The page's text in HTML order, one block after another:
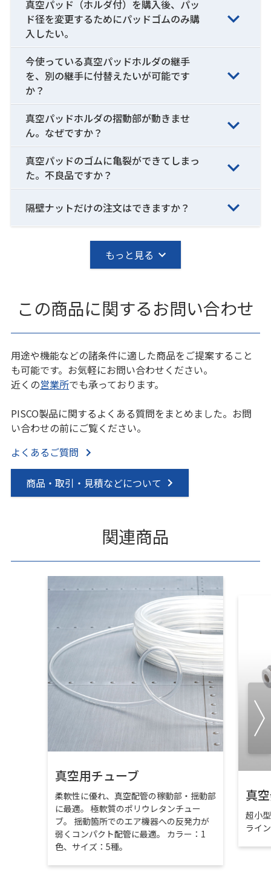
真空パッド（ホルダ付）を購入後、パッ
ド径を変更するためにパッドゴムのみ購
入したい。
今使っている真空パッドホルダの継手
を、別の継手に付替えたいが可能です
か？
真空パッドホルダの摺動部が動きませ
ん。なぜですか？
真空パッドのゴムに亀裂ができてしまっ
た。不良品ですか？
隔壁ナットだけの注文はできますか？
もっと見る
この商品に関するお問い合わせ
用途や機能などの諸条件に適した商品をご提案すること
も可能です。お気軽にお問い合わせください。
近くの営業所でも承っております。
PISCO製品に関するよくある質問をまとめました。お問
い合わせの前にご覧ください。
よくあるご質問
商品・取引・見積などについて
関連商品
真空用チューブ
柔軟性に優れ、真空配管の稼動部・揺動部
に最適。 極軟質のポリウレタンチュー
ブ。 揺動箇所でのエア機器への反発力が
弱くコンパクト配管に最適。 カラー：1
色、サイズ：5種。
真
超小
ライ